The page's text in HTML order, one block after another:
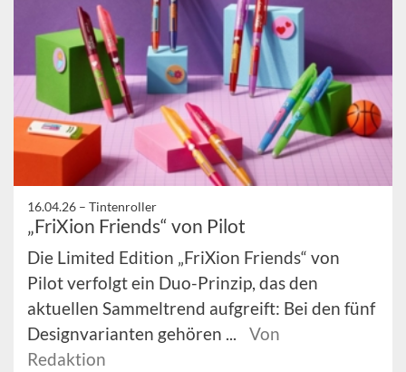
16.04.26 – Tintenroller
„FriXion Friends“ von Pilot
Die Limited Edition „FriXion Friends“ von
Pilot verfolgt ein Duo-Prinzip, das den
aktuellen Sammeltrend aufgreift: Bei den fünf
Designvarianten gehören ...
Von
Redaktion